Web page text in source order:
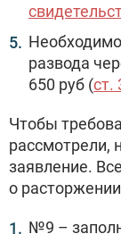
развода
650 руб (ст.
Чтобы
рассмотрели,
заявление.
о
№9 –